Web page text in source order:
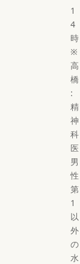
1
4
時
※
高
橋
:
精
神
科
医
男
性
第
1
以
外
の
水